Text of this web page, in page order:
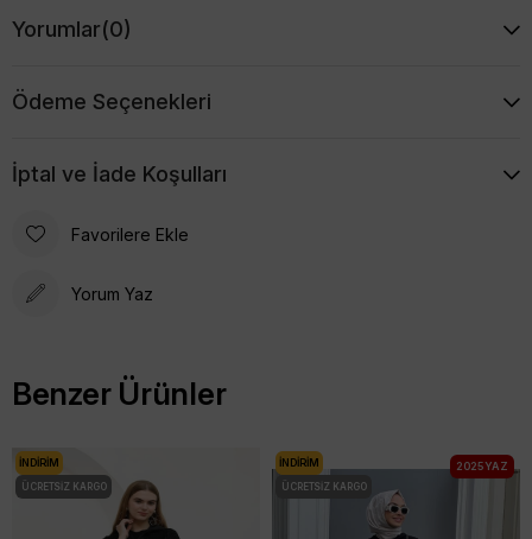
Yorumlar(0)
Ödeme Seçenekleri
İptal ve İade Koşulları
Favorilere Ekle
Yorum Yaz
Benzer Ürünler
İNDIRIM
ÜCRETSIZ KARGO
İNDIRIM
ÜCRETSIZ KARGO
2025 YAZ